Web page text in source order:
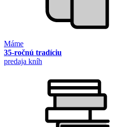
Máme
35-ročnú tradíciu
predaja kníh